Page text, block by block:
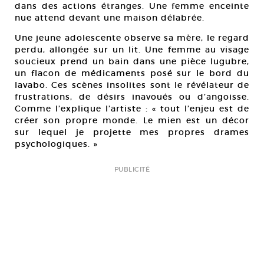
dans des actions étranges. Une femme enceinte
nue attend devant une maison délabrée.
Une jeune adolescente observe sa mère, le regard
perdu, allongée sur un lit. Une femme au visage
soucieux prend un bain dans une pièce lugubre,
un flacon de médicaments posé sur le bord du
lavabo. Ces scènes insolites sont le révélateur de
frustrations, de désirs inavoués ou d’angoisse.
Comme l’explique l’artiste : « tout l’enjeu est de
créer son propre monde. Le mien est un décor
sur lequel je projette mes propres drames
psychologiques. »
PUBLICITÉ